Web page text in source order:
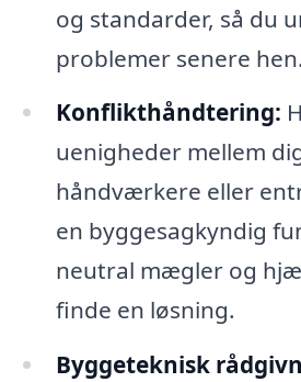
og standarder, så du
problemer senere hen.
Konflikthåndtering:
uenigheder mellem
håndværkere eller
en byggesagkyndig
neutral mægler og
finde en løsning.
Byggeteknisk